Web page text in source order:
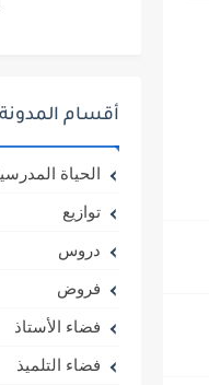
أقسام المدونة
الحياة
توازيع
دروس
فروض
فضاء الأستاذ
فضاء التلميذ